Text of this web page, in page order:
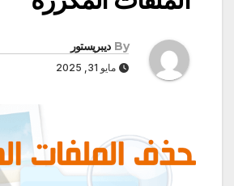
By ديبريستور
مايو 31, 2025